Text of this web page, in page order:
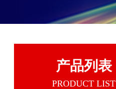
产品列表
PRODUCT LIST